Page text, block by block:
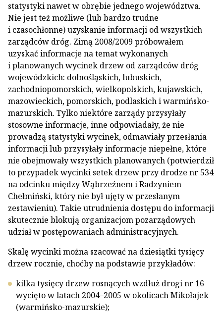
statystyki nawet w obrębie jednego województwa.
Nie jest też możliwe (lub bardzo trudne
i czasochłonne) uzyskanie informacji od wszystkich
zarządców dróg. Zimą 2008/2009 próbowałem
uzyskać informacje na temat wykonanych
i planowanych wycinek drzew od zarządców dróg
wojewódzkich: dolnośląskich, lubuskich,
zachodniopomorskich, wielkopolskich, kujawskich,
mazowieckich, pomorskich, podlaskich i warmińsko-
mazurskich. Tylko niektóre zarządy przysyłały
stosowne informacje, inne odpowiadały, że nie
prowadzą statystyki wycinek, odmawiały przesłania
informacji lub przysyłały informacje niepełne, które
nie obejmowały wszystkich planowanych (potwierdził
to przypadek wycinki setek drzew przy drodze nr 534
na odcinku między Wąbrzeźnem i Radzyniem
Chełmiński, który nie był ujęty w przesłanym
zestawieniu). Takie utrudnienia dostępu do informacji
skutecznie blokują organizacjom pozarządowych
udział w postępowaniach administracyjnych.
Skalę wycinki można szacować na dziesiątki tysięcy
drzew rocznie, choćby na podstawie przykładów:
kilka tysięcy drzew rosnących wzdłuż drogi nr 16
wycięto w latach 2004–2005 w okolicach Mikołajek
(warmińsko-mazurskie);